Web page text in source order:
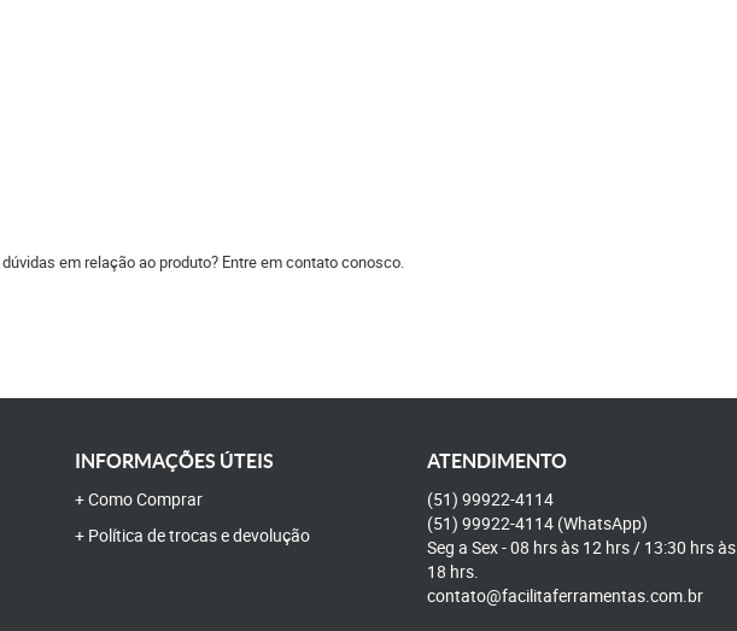
em relação ao produto? Entre em contato conosco.
INFORMAÇÕES ÚTEIS
Como Comprar
Política de trocas e devolução
ATENDIMENTO
(51) 99922-4114
(51) 99922-4114 (WhatsApp)
Seg a Sex - 08 hrs às 12 hrs / 13:30 hrs às
18 hrs.
contato@facilitaferramentas.com.br